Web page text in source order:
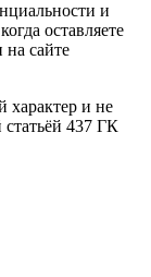
и
оставляете
сайте
характер и не
статьёй 437 ГК